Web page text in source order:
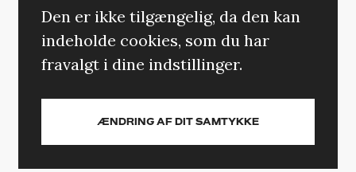
Den er ikke tilgængelig, da den kan
indeholde cookies, som du har
fravalgt i dine indstillinger.
ÆNDRING AF DIT SAMTYKKE